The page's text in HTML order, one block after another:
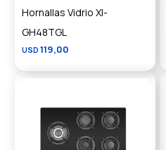
Hornallas Vidrio XI-
GH48TGL
USD 119,00